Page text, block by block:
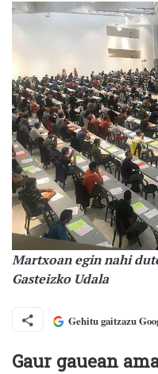
Martxoan egin nahi
Gasteizko Udala
Gehitu gaitzazu
Gaur gauean